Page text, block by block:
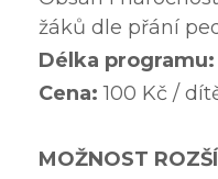
žáků dle přání
Délka programu:
Cena: 100 Kč /
MOŽNOST